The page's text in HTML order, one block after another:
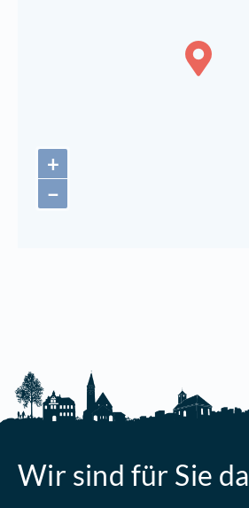
+
−
Wir sind für Sie da